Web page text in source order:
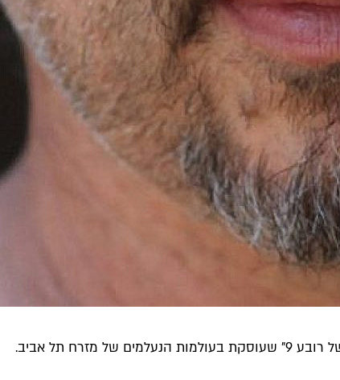
ניצן כהן, לשעבר המנהל האמנותי בתיאטרון תמונע ומיוצרי "VHS ד"ש מהעבר", מציג בימים אלה בית ליבלינג את התערוכה "הפנטומים של רובע 9" שעוסקת בעולמות הנעלמים של מזרח תל אביב.